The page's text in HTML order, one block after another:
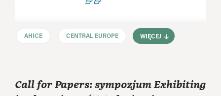
AHICE CENTRAL EUROPE WIĘCEJ
Call for Papers: sympozjum Exhibiting